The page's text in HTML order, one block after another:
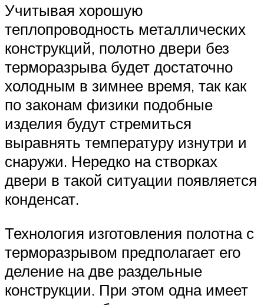
Учитывая хорошую
теплопроводность металлических
конструкций, полотно двери без
терморазрыва будет достаточно
холодным в зимнее время, так как
по законам физики подобные
изделия будут стремиться
выравнять температуру изнутри и
снаружи. Нередко на створках
двери в такой ситуации появляется
конденсат.
Технология изготовления полотна с
терморазрывом предполагает его
деление на две раздельные
конструкции. При этом одна имеет